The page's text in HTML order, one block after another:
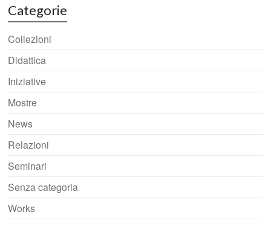
Categorie
Collezioni
Didattica
Iniziative
Mostre
News
Relazioni
Seminari
Senza categoria
Works